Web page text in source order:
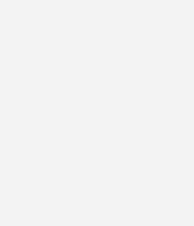
ist. So
Mirko Endt
und dieser ist
auf den nächsten
pro Jahr wird